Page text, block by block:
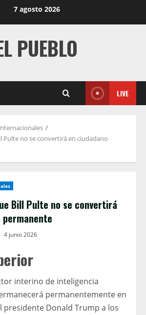
7 agosto 2026
PUEBLO
LIVE
Pulte no se convertirá en ciudadano
Bill Pulte no se convertirá
permanente
4 junio 2026
interino de inteligencia
permanentemente en
presidente Donald Trump a los